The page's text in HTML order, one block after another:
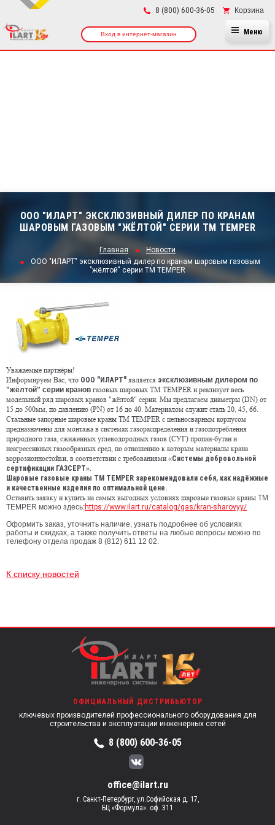
8 (800) 600-36-05 Корзина
Вход в интернет-магазин Меню
ООО "ИЛАРТ" ЭКСКЛЮЗИВНЫЙ ДИЛЕР ПО КРАНАМ
ШАРОВЫМ ГАЗОВЫМ "ЖЁЛТОЙ" СЕРИИ ТМ TEMPER
Главная
Новости
ООО "ИЛАРТ" эксклюзивный дилер по кранам шаровым газовым
"жёлтой" серии ТМ TEMPER
Уважаемые партнёры!
Информируем Вас, что ООО "ИЛАРТ" является эксклюзивным дилером по
"жёлтой" серии кранов газовых шаровых ТМ TEMPER и реализует весь
модельный ряд шаровых кранов "жёлтой" серии. Мы предлагаем диаметры (DN) от
15 до 500мм, по давлению (PN) от 16 до 40. Материалом служит сталь 20, 45, 66.
Стальные запорные шаровые краны ТМ TEMPER с цельносварным корпусом
предназначены для монтажа в системах газораспределения и газопотребления
природного газа, сжиженных углеводородных газов (СУГ) пропан-бутан и
неагрессивных газообразных сред, по отношению к которым материалы крана
коррозионностойки, в соответствии с требованиями «Системы добровольной
сертификации ГАЗСЕРТ».
Шаровые газовые краны ТМ TEMPER зарекомендовали себя, как надёжные
и качественные изделия по оптимальной цене.
Оставить заявку и купить на самых выгодных условиях шаровые газовые краны ТМ
TEMPER можно здесь:https://www.ilart.ru/catalog/gas/kran-sharovyy/
Оформить заказ, уточнить наличие, узнать подробнее об условиях
работы и скидках, а также получить ответы на любые вопросы можно по
телефону отдела продаж 8 (812) 611 12 02.
К списку новостей
ОФИЦИАЛЬНЫЙ ДИСТРИБЬЮТОР
ключевых производителей профессионального оборудования для
строительства и эксплуатации инженерных сетей
8 (800) 600-36-05
office@ilart.ru
г. Санкт-Петербург, ул.Софийская д. 17,
БЦ «Формула». оф. 311
×